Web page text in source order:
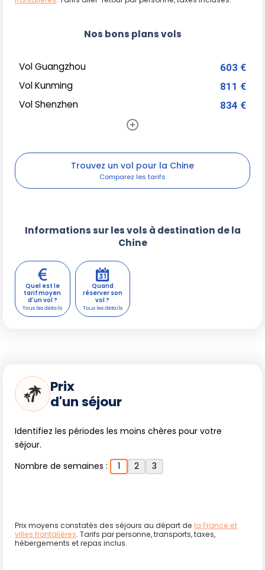
Nos bons plans vols
Vol Guangzhou 603 €
Vol Kunming 811 €
Vol Shenzhen 834 €
Trouvez un vol pour la Chine
Informations sur les vols à destination de la
Chine
Quel est le
tarif moyen
d'un vol ?
Quand
réserver son
vol ?
Prix
d'un séjour
Identifiez les périodes les moins chères pour votre
séjour.
Nombre de semaines :
1 2 3
Prix moyens constatés des séjours au départ de la France et
villes frontalières. Tarifs par personne, transports, taxes,
hébergements et repas inclus.